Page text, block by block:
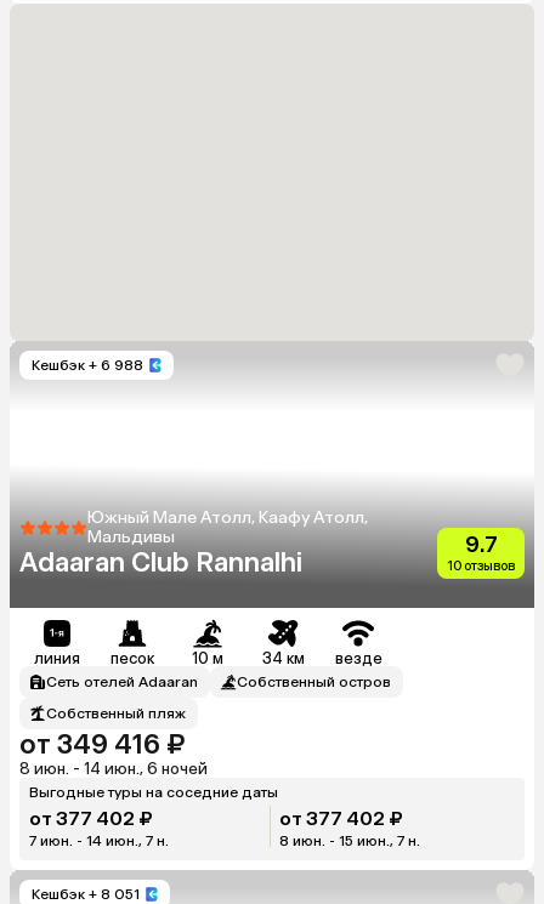
Кешбэк + 6 988
Южный Мале Атолл, Каафу Атолл,
Мальдивы
Adaaran Club Rannalhi
9.7
10 отзывов
линия песок 10 м 34 км везде
Сеть отелей Adaaran
Собственный остров
Собственный пляж
от 349 416 ₽
8 июн. - 14 июн., 6 ночей
Выгодные туры на соседние даты
от 377 402 ₽
7 июн. - 14 июн., 7 н.
от 377 402 ₽
8 июн. - 15 июн., 7 н.
Кешбэк + 8 051